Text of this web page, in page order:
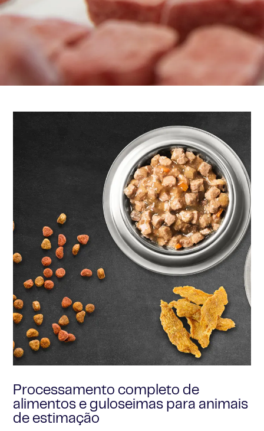
Processamento completo de
alimentos e guloseimas para animais
de estimação